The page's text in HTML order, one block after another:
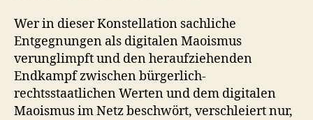
Wer in dieser Konstellation sachliche
Entgegnungen als digitalen Maoismus
verunglimpft und den heraufziehenden
Endkampf zwischen bürgerlich-
rechtsstaatlichen Werten und dem digitalen
Maoismus im Netz beschwört, verschleiert nur,